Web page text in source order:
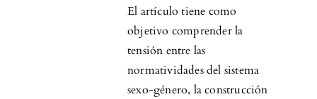
El artículo tiene como
objetivo comprender la
tensión entre las
normatividades del sistema
sexo-género, la construcción